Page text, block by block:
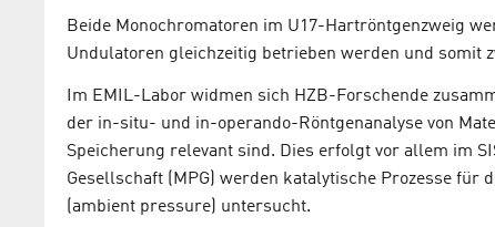
Beide Monochromatoren im U17-Hartröntgenzweig
Undulatoren gleichzeitig betrieben werden und somit
Im EMIL-Labor widmen sich HZB-Forschende
der in-situ- und in-operando-Röntgenanalyse von
Speicherung relevant sind. Dies erfolgt vor allem im
Gesellschaft (MPG) werden katalytische Prozesse
(ambient pressure) untersucht.